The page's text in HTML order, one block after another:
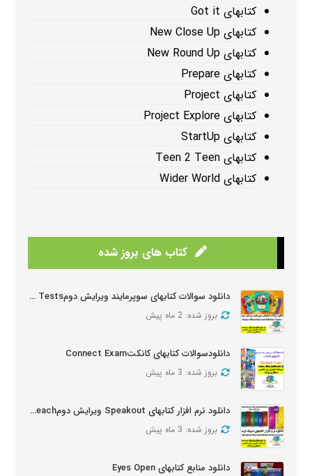
کتابهای Got it
کتابهای New Close Up
کتابهای New Round Up
کتابهای Prepare
کتابهای Project
کتابهای Project Explore
کتابهای StartUp
کتابهای Teen 2 Teen
کتابهای Wider World
کتاب های بروز شده
دانلود سوالات کتابهای سوپرمایند ویرایش دومSuper Mind Tests
بروز شده: 2 ماه پیش
دانلودسوالات کتابهای کانکتConnect Exam
بروز شده: 3 ماه پیش
دانلود نرم افزار کتابهای Speakout ویرایش دومSpeakout Active Teach
بروز شده: 3 ماه پیش
دانلود منابع کتابهای Eyes Open